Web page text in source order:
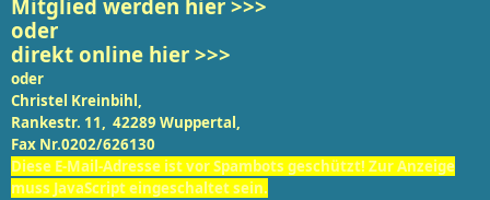
Mitglied werden hier >>>
oder
direkt online hier >>>
oder
Christel Kreinbihl,
Rankestr. 11, 42289 Wuppertal,
Fax Nr.0202/626130
Diese E-Mail-Adresse ist vor Spambots geschützt! Zur Anzeige
muss JavaScript eingeschaltet sein.